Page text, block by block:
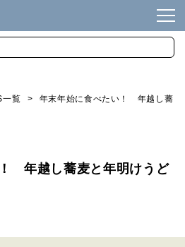
一覧
年末年始に食べたい！ 年越し蕎
年越し蕎麦と年明けうど